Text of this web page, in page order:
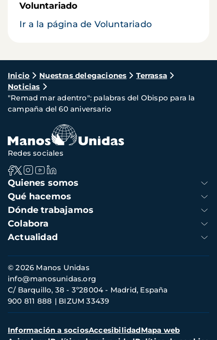
Voluntariado
Ir a la página de Voluntariado
Ruta
de
navegación
Inicio Nuestras delegaciones
Terrassa
Noticias
"Remad mar adentro": palabras del Obispo para la
campaña del 60 aniversario
Navegación
principal
Quienes somos
Qué hacemos
Dónde trabajamos
Colabora
Actualidad
Redes sociales
Información
de
contacto
© 2026 Manos Unidas
C/ Barquillo, 38 - 3º28004 - Madrid, España
900 811 888
BIZUM 33439
info@manosunidas.org
Menú
Información a sociosAccesibilidadMapa web